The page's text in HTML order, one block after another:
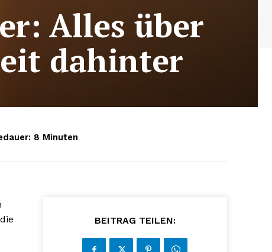
Alles über
dahinter
8 Minuten
BEITRAG TEILEN: